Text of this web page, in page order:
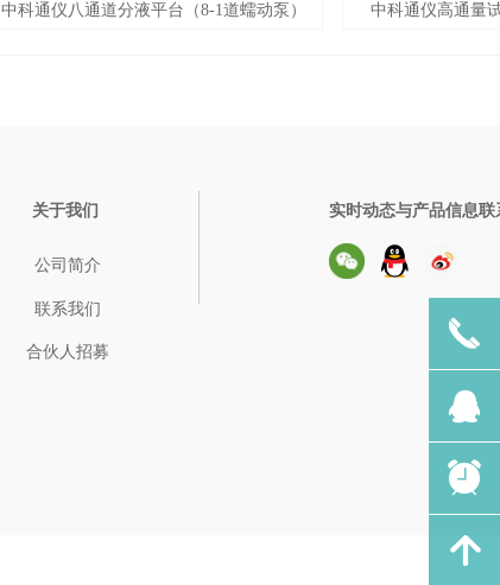
中科通仪八通道分液平台（8-1道蠕动泵） 中科通仪高通量
实时动态与产品信息联
关于我们
公司简介
联系我们
合伙人招募
끅
뀩
뀥
녕